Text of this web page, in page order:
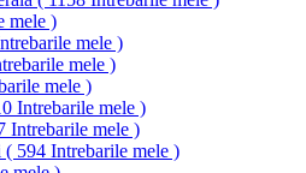
mele )
mele )
mele )
mele )
Intrebarile mele )
Intrebarile mele )
( 594 Intrebarile mele )